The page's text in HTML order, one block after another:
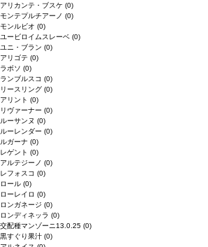
アリカンテ・ブスケ (0)
モンテプルチアーノ (0)
モンルビオ (0)
ユービロイムスレーベ (0)
ユニ・ブラン (0)
アリゴテ (0)
ラボソ (0)
ランブルスコ (0)
リースリング (0)
アリント (0)
リヴァーナー (0)
ルーサンヌ (0)
ルーレンダー (0)
ルガーナ (0)
レゲント (0)
アルテジーノ (0)
レフォスコ (0)
ロール (0)
ローレイロ (0)
ロンガネージ (0)
ロンディネッラ (0)
交配種マンゾーニ13.0.25 (0)
黒すぐり果汁 (0)